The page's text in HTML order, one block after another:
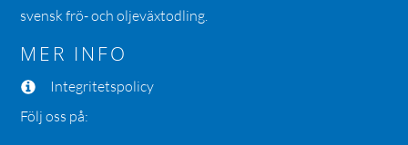
svensk frö- och oljeväxtodling.
MER INFO
Integritetspolicy
Följ oss på: